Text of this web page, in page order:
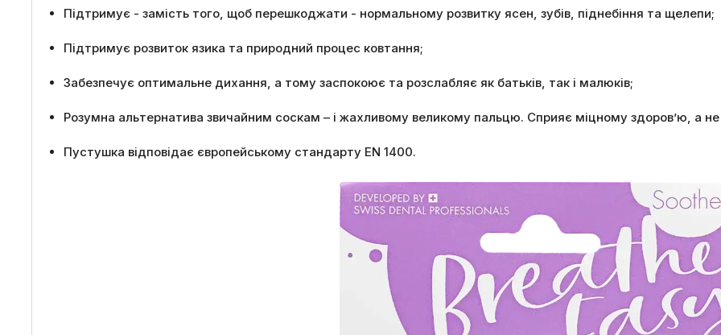
Підтримує - замість того, щоб перешкоджати - нормальному розвитку ясен, зубів, піднебіння та щелепи;
Підтримує розвиток язика та природний процес ковтання;
Забезпечує оптимальне дихання, а тому заспокоює та розслабляє як батьків, так і малюків;
Розумна альтернатива звичайним соскам – і жахливому великому пальцю. Сприяє міцному здоров’ю, а
Пустушка відповідає європейському стандарту EN 1400.